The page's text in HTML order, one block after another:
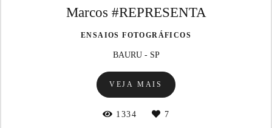
Marcos #REPRESENTA
ENSAIOS FOTOGRÁFICOS
BAURU - SP
VEJA MAIS
1334 7